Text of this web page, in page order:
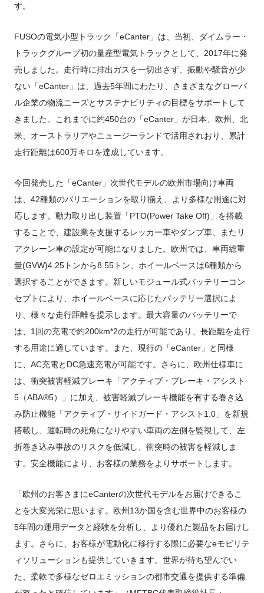
す。
FUSOの電気小型トラック「eCanter」は、当初、ダイムラー・
トラックグループ初の量産型電気トラックとして、2017年に発
売しました。走行時に排出ガスを一切出さず、振動や騒音が少
ない「eCanter」は、過去5年間にわたり、さまざまなグローバ
ル企業の物流ニーズとサステナビリティの目標をサポートして
きました。これまでに約450台の「eCanter」が日本、欧州、北
米、オーストラリアやニュージーランドで活用されおり、累計
走行距離は600万キロを達成しています。
今回発売した「eCanter」次世代モデルの欧州市場向け車両
は、42種類のバリエーションを取り揃え、より多様な用途に対
応します。動力取り出し装置「PTO(Power Take Off)」を搭載
することで、建設業を支援するレッカー車やダンプ車、またリ
アクレーン車の設定が可能になりました。欧州では、車両総重
量(GVW)4.25トンから8.55トン、ホイールベースは6種類から
選択することができます。新しいモジュール式バッテリーコン
セプトにより、ホイールベースに応じたバッテリー選択によ
り、様々な走行距離を提示します。最大容量のバッテリーで
は、1回の充電で約200km*2の走行が可能であり、長距離を走行
する用途に適しています。また、現行の「eCanter」と同様
に、AC充電とDC急速充電が可能です。さらに、欧州仕様車に
は、衝突被害軽減ブレーキ「アクティブ・ブレーキ・アシスト
5（ABA®5）」に加え、被害軽減ブレーキ機能を有する巻き込
み防止機能「アクティブ・サイドガード・アシスト1.0」を新規
搭載し、運転時の死角になりやすい車両の左側を監視して、左
折巻き込み事故のリスクを低減し、衝突時の被害を軽減しま
す。安全機能により、お客様の業務をよりサポートします。
「欧州のお客さまにeCanterの次世代モデルをお届けできるこ
とを大変光栄に思います。欧州13か国を含む世界中のお客様の
5年間の運用データと経験を分析し、より優れた製品をお届けし
ます。さらに、お客様が電動化に移行する際に必要なeモビリテ
ィソリューションも提供していきます。世界が待ち望んでい
た、柔軟で多様なゼロエミッションの都市交通を提供する準備